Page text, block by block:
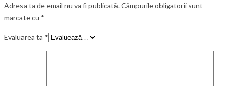
Adresa ta de email nu va fi publicată.Câmpurile obligatorii sunt
marcate cu *
Evaluarea ta *